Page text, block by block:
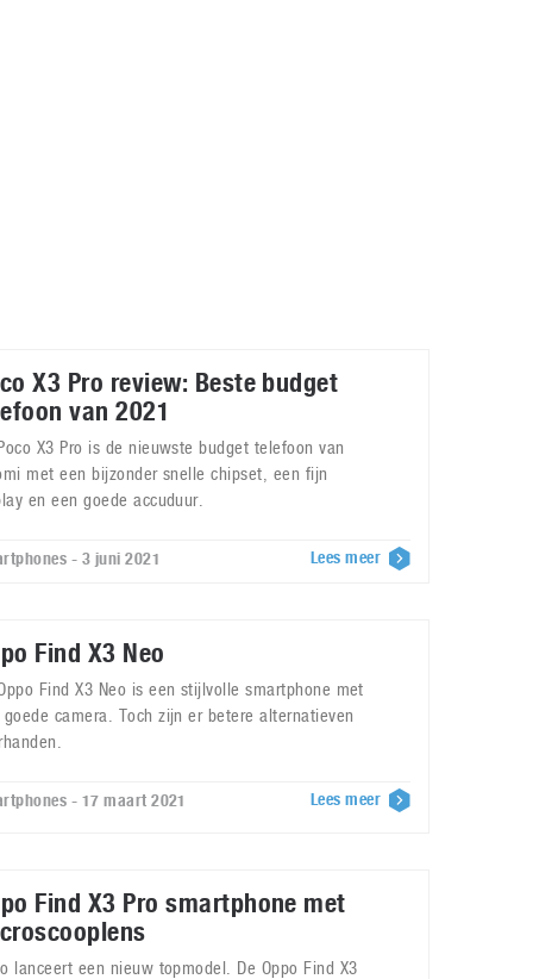
X3 Pro review: Beste budget
van 2021
X3 Pro is de nieuwste budget telefoon van
met een bijzonder snelle chipset, een fijn
en een goede accuduur.
- 3 juni 2021 Lees meer
Find X3 Neo
Find X3 Neo is een stijlvolle smartphone met
goede camera. Toch zijn er betere alternatieven
- 17 maart 2021 Lees meer
Find X3 Pro smartphone met
lanceert een nieuw topmodel. De Oppo Find X3